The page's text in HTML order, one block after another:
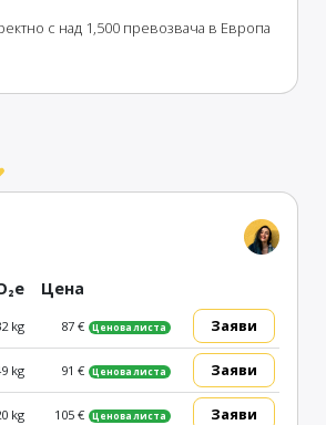
с над 1,500 превозвача в Европа
Цена
kg 87 € Ценова листа Заяви
kg 91 € Ценова листа Заяви
kg 105 € Ценова листа Заяви